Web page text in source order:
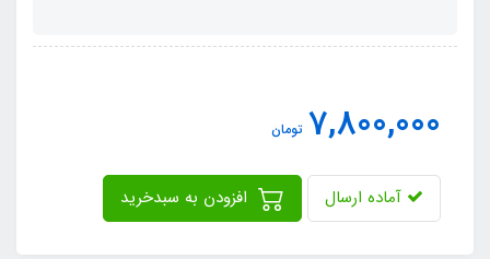
7,800,000 تومان
آماده ارسال